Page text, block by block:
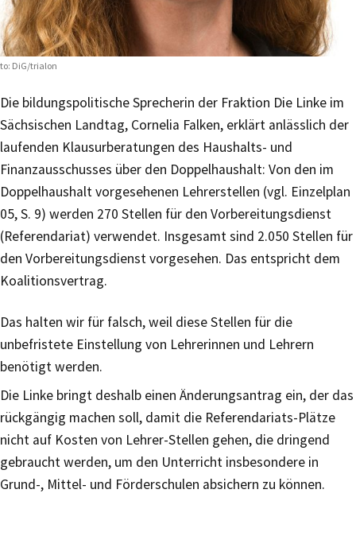
DiG/trialon
Die bildungspolitische Sprecherin der Fraktion Die Linke im
Sächsischen Landtag, Cornelia Falken, erklärt anlässlich der
laufenden Klausurberatungen des Haushalts- und
Finanzausschusses über den Doppelhaushalt: Von den im
Doppelhaushalt vorgesehenen Lehrerstellen (vgl. Einzelplan
05, S. 9) werden 270 Stellen für den Vorbereitungsdienst
(Referendariat) verwendet. Insgesamt sind 2.050 Stellen für
den Vorbereitungsdienst vorgesehen. Das entspricht dem
Koalitionsvertrag.
Das halten wir für falsch, weil diese Stellen für die
unbefristete Einstellung von Lehrerinnen und Lehrern
benötigt werden.
Die Linke bringt deshalb einen Änderungsantrag ein, der das
rückgängig machen soll, damit die Referendariats-Plätze
nicht auf Kosten von Lehrer-Stellen gehen, die dringend
gebraucht werden, um den Unterricht insbesondere in
Grund-, Mittel- und Förderschulen absichern zu können.